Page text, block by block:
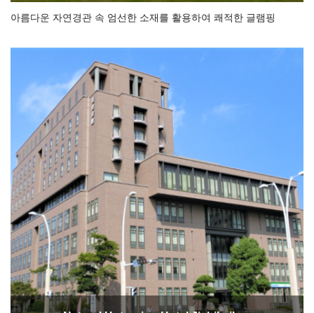
아름다운 자연경관 속 엄선한 소재를 활용하여 쾌적한 글램핑